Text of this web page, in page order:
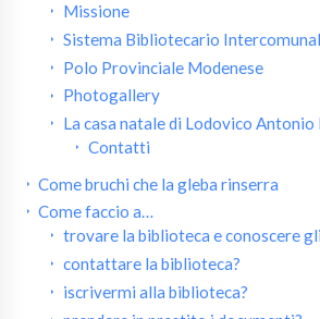
Missione
Sistema Bibliotecario
Polo Provinciale Modenese
Photogallery
La casa natale di Lodovico
Contatti
Come bruchi che la gleba rinserra
Come faccio a…
trovare la biblioteca e conoscere
contattare la biblioteca?
iscrivermi alla biblioteca?